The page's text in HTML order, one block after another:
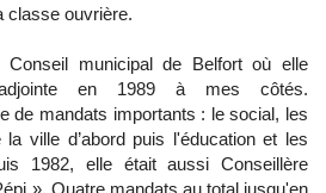
classe ouvrière.
municipal de Belfort où elle
adjointe en 1989 à mes côtés.
de mandats importants : le social, les
ville d’abord puis l'éducation et les
1982, elle était aussi Conseillère
». Quatre mandats au total jusqu'en